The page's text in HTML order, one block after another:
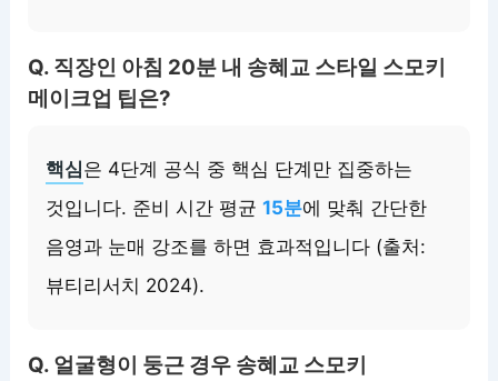
Q. 직장인 아침 20분 내 송혜교 스타일 스모키
메이크업 팁은?
핵심은 4단계 공식 중 핵심 단계만 집중하는
것입니다. 준비 시간 평균15분에 맞춰 간단한
음영과 눈매 강조를 하면 효과적입니다 (출처:
뷰티리서치 2024).
Q. 얼굴형이 둥근 경우 송혜교 스모키